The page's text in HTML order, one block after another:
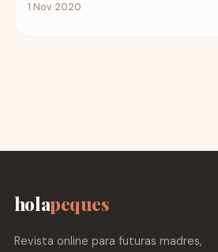
1 Nov 2020
holapeques
Revista online para futuras madres,